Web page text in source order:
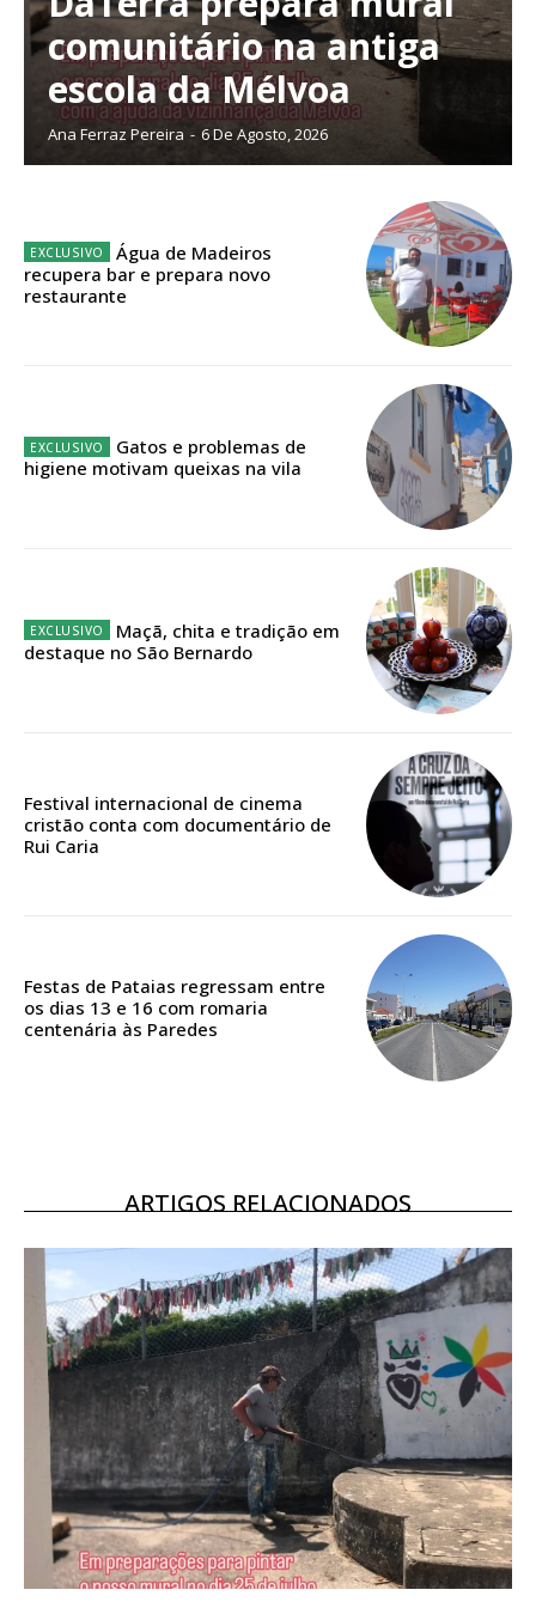
Escolha o plano de assinatura desejado:
ASSINATURA
IMPRESSA
12 meses
Edição em papel entregue à Quinta-feira em sua
Acesso ao conteúdo online
Acesso aos conteúdos Exclusivos para
16€
Acesso aos conteúdos Exclusivos para
assinantes
comunitário na antiga
escola da Mélvoa
Ana Ferraz Pereira - 6 De Agosto, 2026
Água de Madeiros
recupera bar e prepara novo
restaurante
Gatos e problemas de
higiene motivam queixas na vila
Maçã, chita e tradição em
destaque no São Bernardo
Festival internacional de cinema
cristão conta com documentário de
Rui Caria
Festas de Pataias regressam entre
os dias 13 e 16 com romaria
centenária às Paredes
ARTIGOS RELACIONADOS